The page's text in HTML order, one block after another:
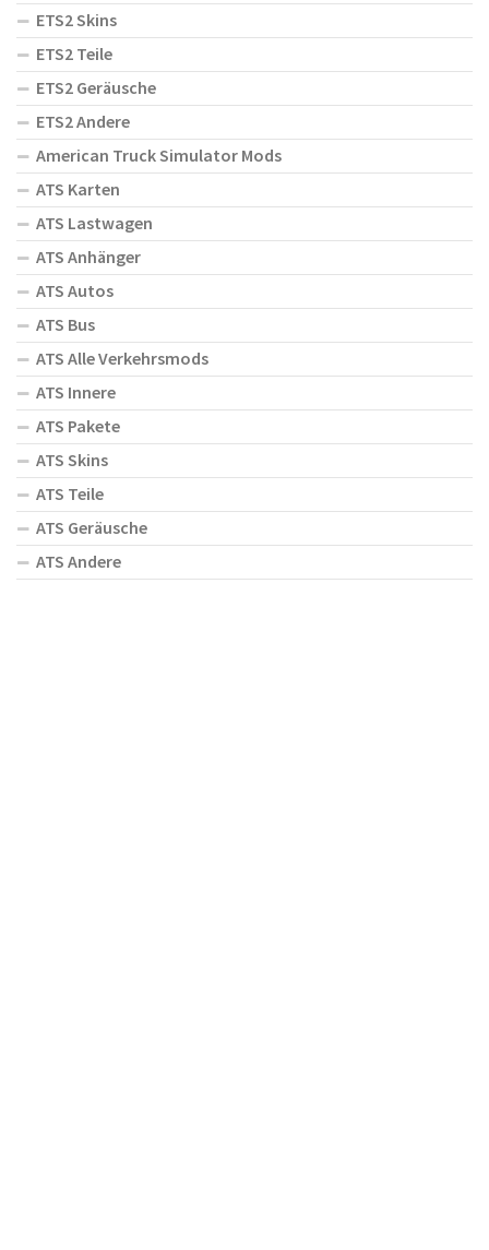
ETS2 Skins
ETS2 Teile
ETS2 Geräusche
ETS2 Andere
American Truck Simulator Mods
ATS Karten
ATS Lastwagen
ATS Anhänger
ATS Autos
ATS Bus
ATS Alle Verkehrsmods
ATS Innere
ATS Pakete
ATS Skins
ATS Teile
ATS Geräusche
ATS Andere